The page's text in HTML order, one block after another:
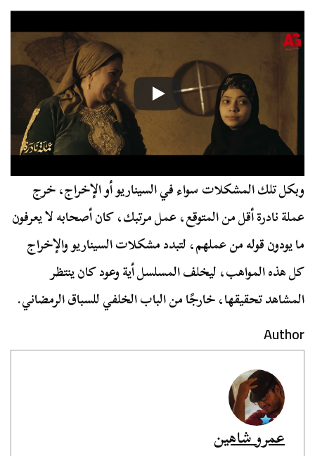
وبكل تلك المشكلات سواء في السيناريو أو الإخراج، خرج
عملة نادرة أقل من المتوقع، عمل مرتبك، كان أصحابه لا يعرفون
ما يودون قوله من عملهم، لتبدد مشكلات السيناريو والإخراج
كل هذه المواهب، ليخلف المسلسل أية وعود كان ينتظر
المشاهد تحقيقها، خارجًا من الباب الخلفي للسباق الرمضاني.
Author
عمرو شاهين